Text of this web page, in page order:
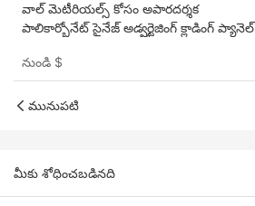
వాల్ మెటీరియల్స్ కోసం అపారదర్శక
పాలికార్బోనేట్ సైనేజ్ అడ్వర్టైజింగ్ క్లాడింగ్ ప్యానెల్
నుండి $
మునుపటి
మీకు శోధించబడినది